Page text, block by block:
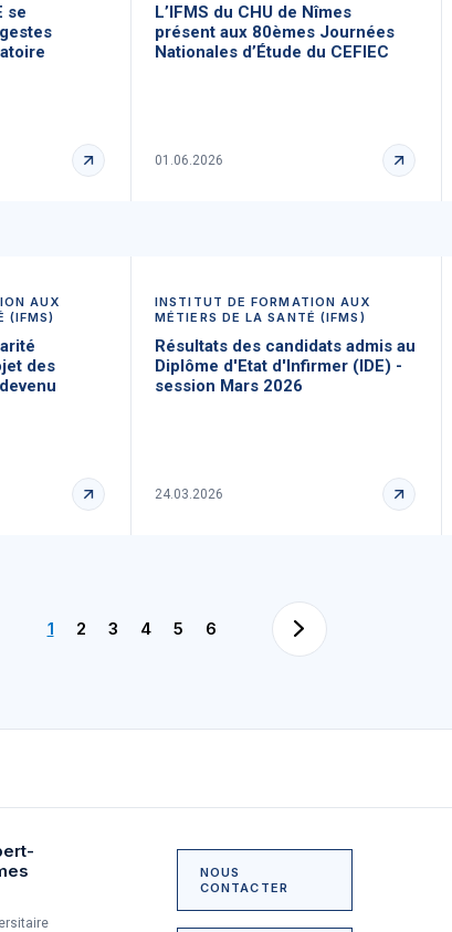
se
L’IFMS du CHU de Nîmes
présent aux 80èmes Journées
Nationales d’Étude du CEFIEC
01.06.2026
AUX
(IFMS)
des
INSTITUT DE FORMATION AUX
MÉTIERS DE LA SANTÉ (IFMS)
Résultats des candidats admis au
Diplôme d'Etat d'Infirmer (IDE) -
session Mars 2026
24.03.2026
1 2 3 4 5 6
NOUS
CONTACTER